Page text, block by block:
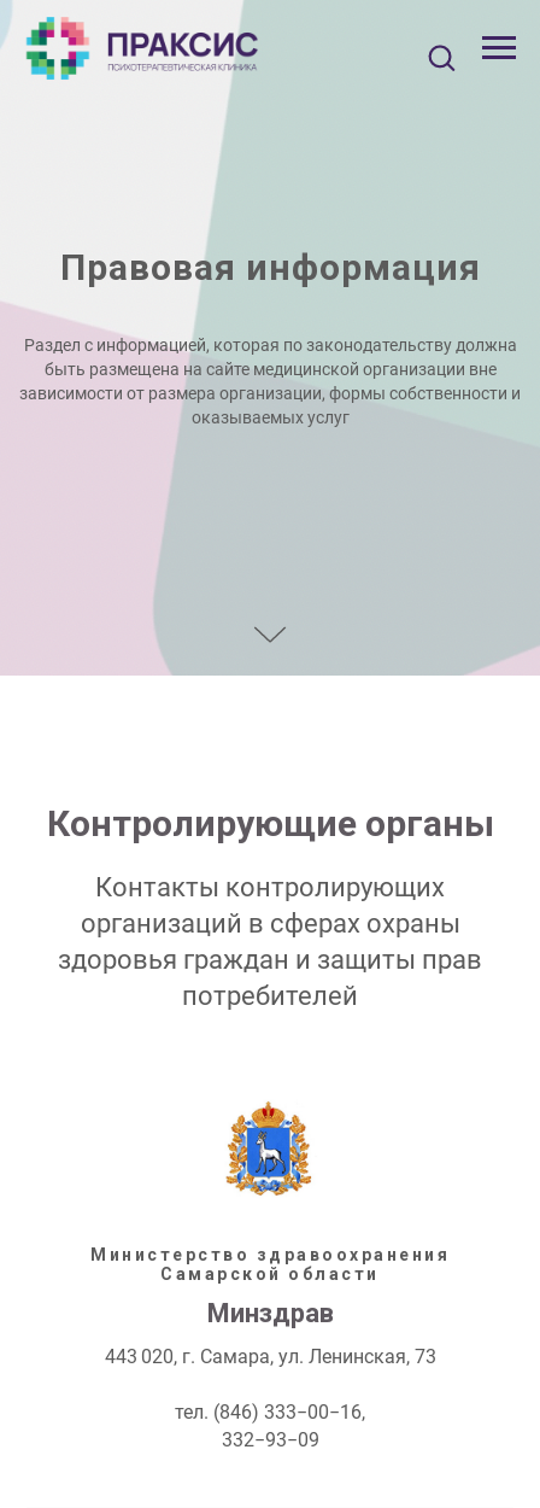
Правовая информация
Раздел с информацией, которая по законодательству должна
быть размещена на сайте медицинской организации вне
зависимости от размера организации, формы собственности и
оказываемых услуг
Контролирующие органы
Контакты контролирующих
организаций в сферах охраны
здоровья граждан и защиты прав
потребителей
Министерство здравоохранения
Самарской области
Минздрав
443 020, г. Самара, ул. Ленинская, 73
тел. (846) 333−00−16,
332−93−09